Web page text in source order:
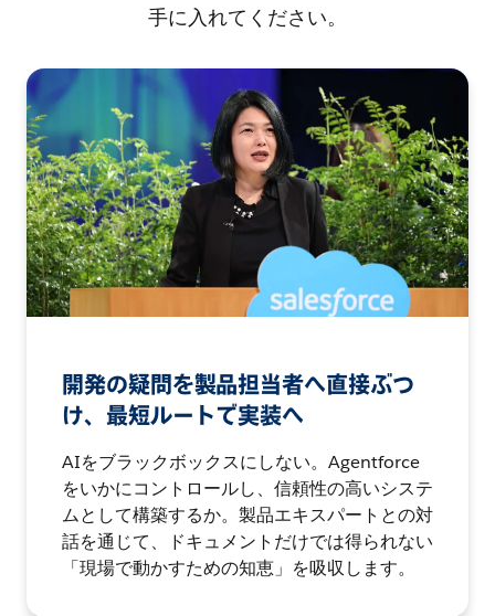
手に入れてください。
開発の疑問を製品担当者へ直接ぶつ
け、最短ルートで実装へ
AIをブラックボックスにしない。Agentforce
をいかにコントロールし、信頼性の高いシステ
ムとして構築するか。製品エキスパートとの対
話を通じて、ドキュメントだけでは得られない
「現場で動かすための知恵」を吸収します。